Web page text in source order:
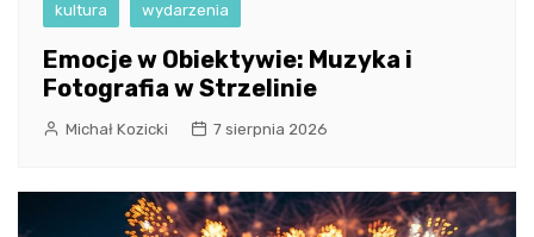
kultura wydarzenia
Emocje w Obiektywie: Muzyka i
Fotografia w Strzelinie
Michał Kozicki 7 sierpnia 2026